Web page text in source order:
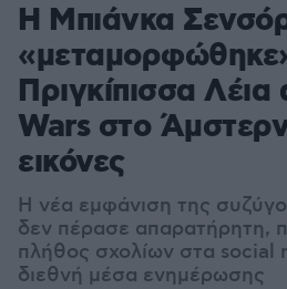
Η Μπιάνκα
Πριγκίπισσα
Wars στο
εικόνες
Η νέα εμφάνιση της
δεν πέρασε απαρατήρητη,
πλήθος σχολίων στα social
διεθνή μέσα ενημέρωσης